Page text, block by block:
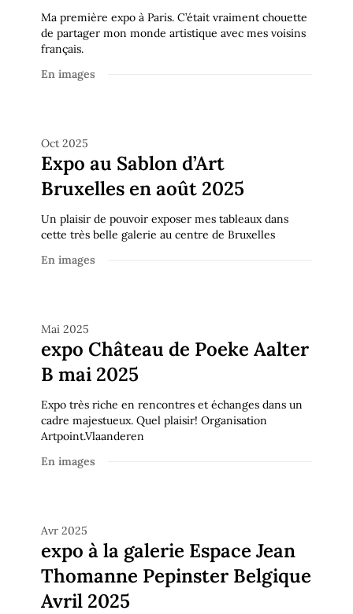
Ma première expo à Paris. C’était vraiment chouette
de partager mon monde artistique avec mes voisins
français.
En images
Oct 2025
Expo au Sablon d’Art
Bruxelles en août 2025
Un plaisir de pouvoir exposer mes tableaux dans
cette très belle galerie au centre de Bruxelles
En images
Mai 2025
expo Château de Poeke Aalter
B mai 2025
Expo très riche en rencontres et échanges dans un
cadre majestueux. Quel plaisir! Organisation
Artpoint.Vlaanderen
En images
Avr 2025
expo à la galerie Espace Jean
Thomanne Pepinster Belgique
Avril 2025